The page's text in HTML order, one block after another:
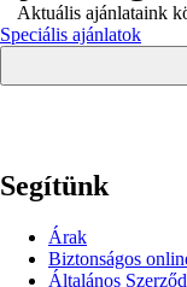
Aktuális ajánlataink
Speciális ajánlatok
Segítünk
Árak
Biztonságos
Általános